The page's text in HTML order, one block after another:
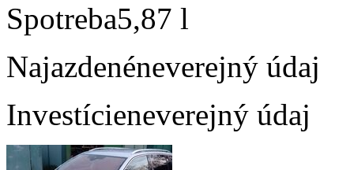
Spotreba5,87 l
Najazdenéneverejný údaj
Investícieneverejný údaj